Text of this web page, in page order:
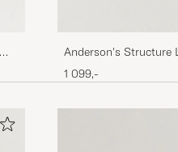
Anderson's Structure
Brown
1 099,-